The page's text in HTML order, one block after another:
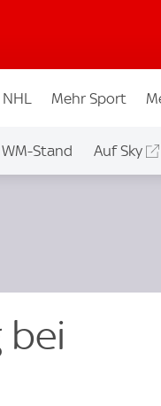
NHL Mehr Sport
WM-Stand Auf Sky
bei